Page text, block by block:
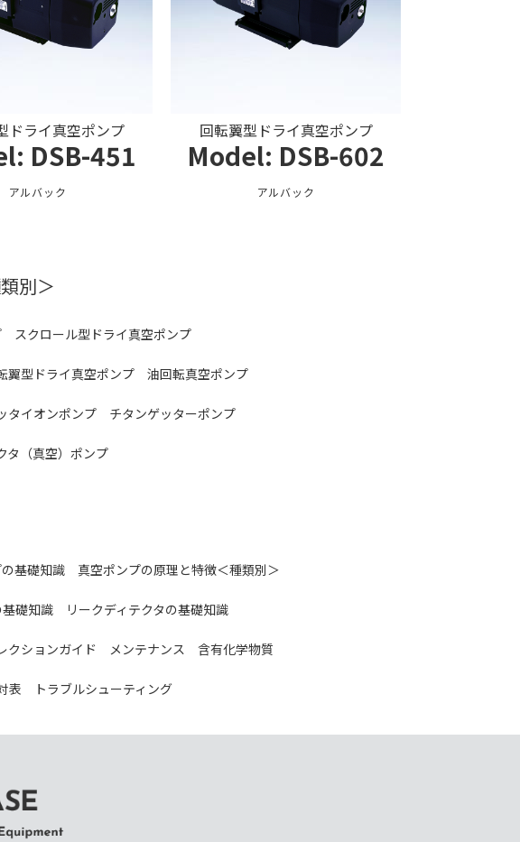
ドライ真空ポンプ
DSB-451
アルバック
回転翼型ドライ真空ポンプ
Model: DSB-602
アルバック
別＞
スクロール型ドライ真空ポンプ
翼型ドライ真空ポンプ 油回転真空ポンプ
タイオンポンプ チタンゲッターポンプ
タ（真空）ポンプ
基礎知識 真空ポンプの原理と特徴＜種類別＞
礎知識 リークディテクタの基礎知識
クションガイド メンテナンス 含有化学物質
表 トラブルシューティング